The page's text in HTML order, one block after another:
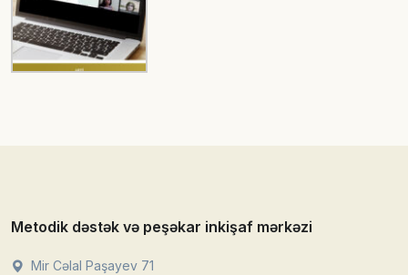
Metodik dəstək və peşəkar inkişaf mərkəzi
Mir Cəlal Paşayev 71